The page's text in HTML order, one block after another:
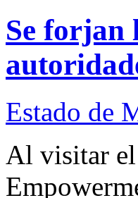
Se forjan
Estado de
Al visitar